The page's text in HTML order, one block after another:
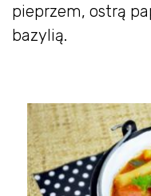
pieprzem, ostrą
bazylią.